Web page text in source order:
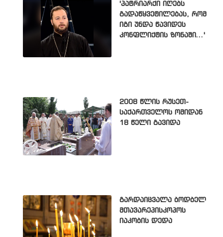
'პატრიარქი იღებს
გადაწყვეტილებას, რომ
იგი უნდა წავიდეს
კონფლიქტის ზონაში...'
2008 წლის რუსეთ-
საქართველოს ომიდან
18 წელი გავიდა
გარდაიცვალა ბოდბელ
მთავარეპისკოპოს
იაკობის დედა